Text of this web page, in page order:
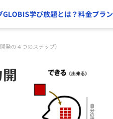
GLOBIS学び放題とは？料金プラン
発の４つのステップ）